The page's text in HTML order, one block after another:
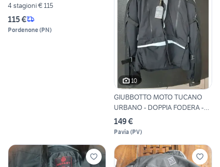
4 stagioni € 115
115 €
Pordenone(PN)
10
GIUBBOTTO MOTO TUCANO
URBANO - DOPPIA FODERA -
XL
149 €
Pavia (PV)